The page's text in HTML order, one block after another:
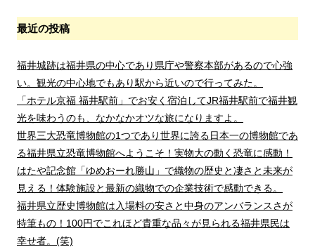
最近の投稿
福井城跡は福井県の中心であり県庁や警察本部があるので心強
い。観光の中心地でもあり駅から近いので行ってみた。
「ホテル京福 福井駅前」でお安く宿泊してJR福井駅前で福井観
光を味わうのも、なかなかオツな旅になりますよ。
世界三大恐竜博物館の1つであり世界に誇る日本一の博物館であ
る福井県立恐竜博物館へようこそ！実物大の動く恐竜に感動！
はたや記念館「ゆめおーれ勝山」で織物の歴史と凄さと未来が
見える！体験施設と最新の織物での企業技術で感動できる。
福井県立歴史博物館は入場料の安さと中身のアンバランスさが
特筆もの！100円でこれほど貴重な品々が見られる福井県民は
幸せ者。(笑)